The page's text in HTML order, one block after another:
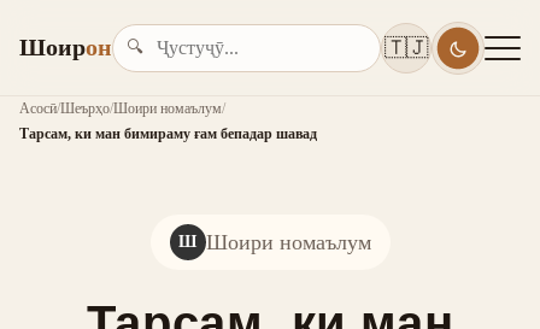
Шоирон 🔍 🇹🇯
Асосӣ/Шеърҳо/Шоири номаълум/
Тарсам, ки ман бимираму ғам бепадар шавад
Ш Шоири номаълум